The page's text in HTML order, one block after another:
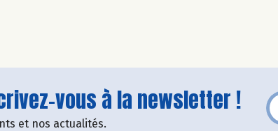
vous à la newsletter !
et nos actualités.